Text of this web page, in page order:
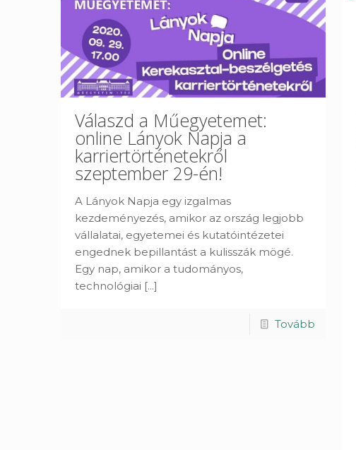
Válaszd a Műegyetemet:
online Lányok Napja a
karriertörténetekről
szeptember 29-én!
A Lányok Napja egy izgalmas
kezdeményezés, amikor az ország legjobb
vállalatai, egyetemei és kutatóintézetei
engednek bepillantást a kulisszák mögé.
Egy nap, amikor a tudományos,
technológiai [...]
Tovább